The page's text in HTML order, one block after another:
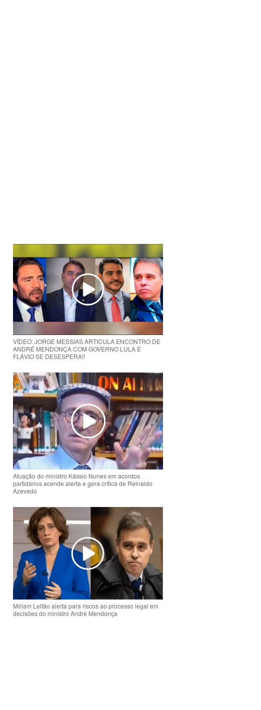
VÍDEO: JORGE MESSIAS ARTICULA ENCONTRO DE
ANDRÉ MENDONÇA COM GOVERNO LULA E
FLÁVIO SE DESESPERA!!
Atuação do ministro Kássio Nunes em acordos
partidários acende alerta e gera crítica de Reinaldo
Azevedo
Míriam Leitão alerta para riscos ao processo legal em
decisões do ministro André Mendonça